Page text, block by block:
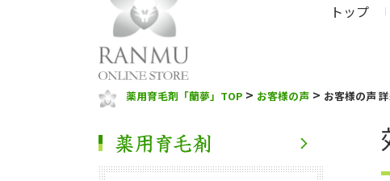
トップ
薬用育毛剤「蘭夢」TOP > お客様の声 > お客様の声